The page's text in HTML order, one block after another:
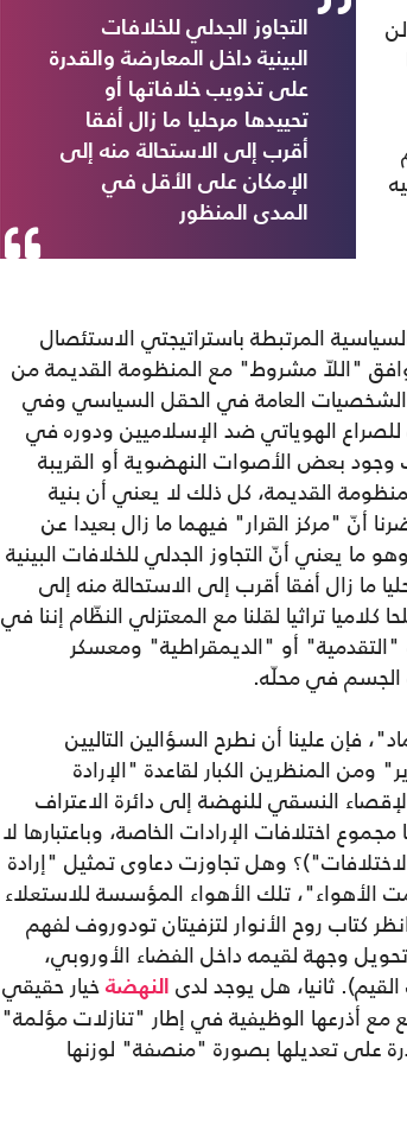
التجاوز الجدلي للخلافات
البينية داخل المعارضة والقدرة
على تذويب خلافاتها أو
تحييدها مرحليا ما زال أفقا
أقرب إلى الاستحالة منه إلى
الإمكان على الأقل في
المدى المنظور
المرتبطة باستراتيجتي الاستئصال
"اللاّ مشروط" مع المنظومة القديمة من
الشخصيات العامة في الحقل السياسي وفي
الهوياتي ضد الإسلاميين ودوره في
وجود بعض الأصوات النهضوية أو القريبة
ومِن ورائه المنظومة القديمة، كل ذلك لا يعني أن بنية
أنّ "مركز القرار" فيهما ما زال بعيدا عن
ما يعني أنّ التجاوز الجدلي للخلافات البينية
ما زال أفقا أقرب إلى الاستحالة منه إلى
تراثيا لقلنا مع المعتزلي النظّام إننا في
"التقدمية" أو "الديمقراطية" ومعسكر
الجسم في محلّه.
فإن علينا أن نطرح السؤالين التاليين
ومن المنظرين الكبار لقاعدة "الإرادة
النسقي للنهضة إلى دائرة الاعتراف
اختلافات الإرادات الخاصة، وباعتبارها لا
وهل تجاوزت دعاوى تمثيل "إرادة
تلك الأهواء المؤسسة للاستعلاء
كتاب روح الأنوار لتزفيتان تودوروف لفهم
وجهة لقيمه داخل الفضاء الأوروبي،
ثانيا، هل يوجد لدى
النهضة خيار حقيقي
مع أذرعها الوظيفية في إطار "تنازلات مؤلمة"
على تعديلها بصورة "منصفة" لوزنها